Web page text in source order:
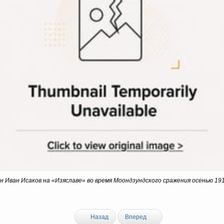
Иван Исаков на «Изяславе» во время Моондзундского сражения осенью
Назад Вперед